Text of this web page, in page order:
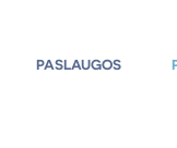
PASLAUGOS